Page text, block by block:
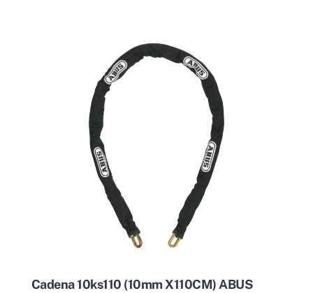
Cadena 10ks110 (10mm X110CM) ABUS